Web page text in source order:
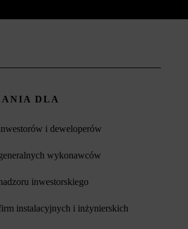
DLA
i deweloperów
wykonawców
inwestorskiego
instalacyjnych i inżynierskich